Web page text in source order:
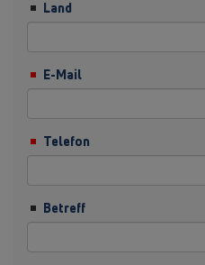
Land
E-Mail
Telefon
Betreff